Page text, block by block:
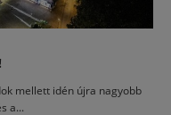
mellett idén újra nagyobb
a...